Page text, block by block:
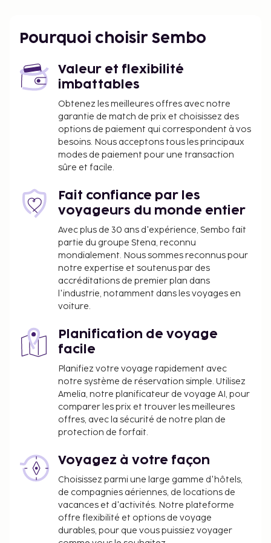
Plage Kánoulas - 8,9 km
Plage de Santa Barbara - 11,4 km
L'aéroport principal le plus proche est : Aéroport de
Corfou Ioánnis Kapodístrias (CFU) - 42,9 km
La détente avant tout ! Profitez des nombreuses
options de loisirs disponibles dans l'hébergement,
notamment une piscine extérieure en saison, ou
admirez la vue qui vous est offerte depuis une
équipements offerts par cet appartement vous
trouvez également l'accès Wi-Fi à Internet gratuit,
un mur végétal et une aire de pique-nique.
Vous devrez payer les frais suivants à
l’hébergement. Ces frais peuvent comprendre les
taxes applicables :
Une taxe imposée par la ville est prélevée sur
place. Cette taxe est ajustée saisonnièrement,
l'année. D'autres exemptions ou réductions
peuvent s'appliquer. Pour plus de détails, veuillez
contacter l'hébergement aux coordonnées
figurant dans la confirmation de réservation.
Taxe prélevée par la ville : du 1 novembre au 31
mars, 0.50 EUR par hébergement, par nuit.
Taxe prélevée par la ville : du 1 avril au 31
octobre, 2.00 EUR par hébergement, par nuit.
Nous avons indiqué tous les frais dont
l'hébergement nous a fait part.
Conformément aux réglementations
nationales, les transactions en espèces
effectuées dans cet hébergement ne peuvent
pas dépasser 500 EUR. Pour plus
Pourquoi choisir Sembo
Valeur et flexibilité
imbattables
Obtenez les meilleures offres avec notre
garantie de match de prix et choisissez des
options de paiement qui correspondent à vos
besoins. Nous acceptons tous les principaux
modes de paiement pour une transaction
sûre et facile.
Fait confiance par les
voyageurs du monde entier
Avec plus de 30 ans d'expérience, Sembo fait
partie du groupe Stena, reconnu
mondialement. Nous sommes reconnus pour
notre expertise et soutenus par des
accréditations de premier plan dans
l'industrie, notamment dans les voyages en
voiture.
Planification de voyage
facile
Planifiez votre voyage rapidement avec
notre système de réservation simple. Utilisez
Amelia, notre planificateur de voyage AI, pour
comparer les prix et trouver les meilleures
offres, avec la sécurité de notre plan de
protection de forfait.
Voyagez à votre façon
Choisissez parmi une large gamme d'hôtels,
de compagnies aériennes, de locations de
vacances et d'activités. Notre plateforme
offre flexibilité et options de voyage
durables, pour que vous puissiez voyager